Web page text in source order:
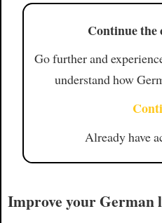
Continue the
Go further and
understand how
Already have
Improve your German